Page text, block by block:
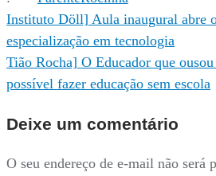
Navegação
de
Post
Instituto Döll] Aula inaugural abre
especialização em tecnologia
Tião Rocha] O Educador que
possível fazer educação sem escola
Deixe um comentário
O seu endereço de e-mail não será